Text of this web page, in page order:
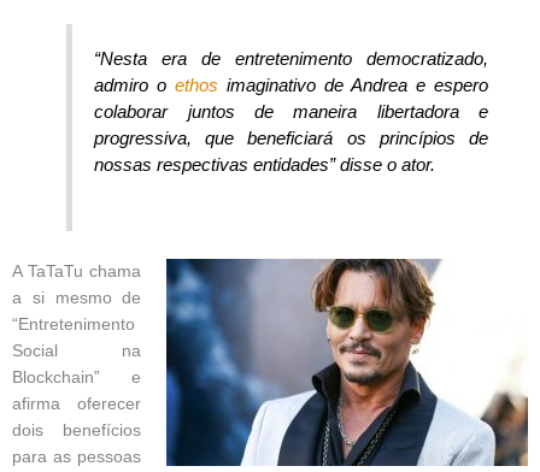
“Nesta era de entretenimento democratizado,
admiro oethos imaginativo de Andrea e espero
colaborar juntos de maneira libertadora e
progressiva, que beneficiará os princípios de
nossas respectivas entidades” disse o ator.
A TaTaTu chama
a si mesmo de
“Entretenimento
Social na
Blockchain” e
afirma oferecer
dois benefícios
para as pessoas